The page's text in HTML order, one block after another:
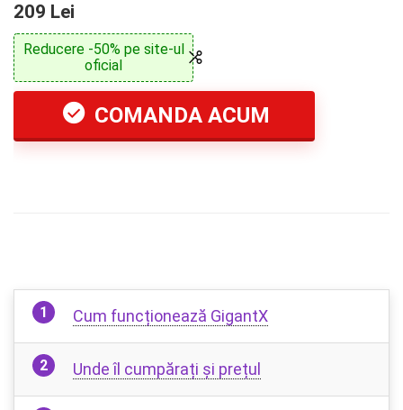
209 Lei
Reducere -50% pe site-ul
oficial
COMANDA ACUM
Cum funcționează GigantX
Unde îl cumpărați și prețul